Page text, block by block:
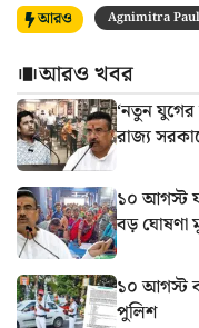
আরও Agnimitra Paul
আরও খবর
‘নতুন
রাজ্য
১০ আগস্ট
বড় ঘোষণা
১০ আগস্ট
পুলিশ